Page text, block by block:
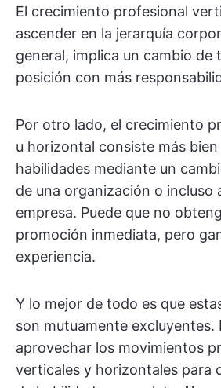
El crecimiento profesional
ascender en la jerarquía
general, implica un cambio de
posición con más
Por otro lado, el crecimiento
u horizontal consiste más
habilidades mediante un
de una organización o incluso
empresa. Puede que no
promoción inmediata, pero
experiencia.
Y lo mejor de todo es que
son mutuamente excluyentes.
aprovechar los movimientos
verticales y horizontales para